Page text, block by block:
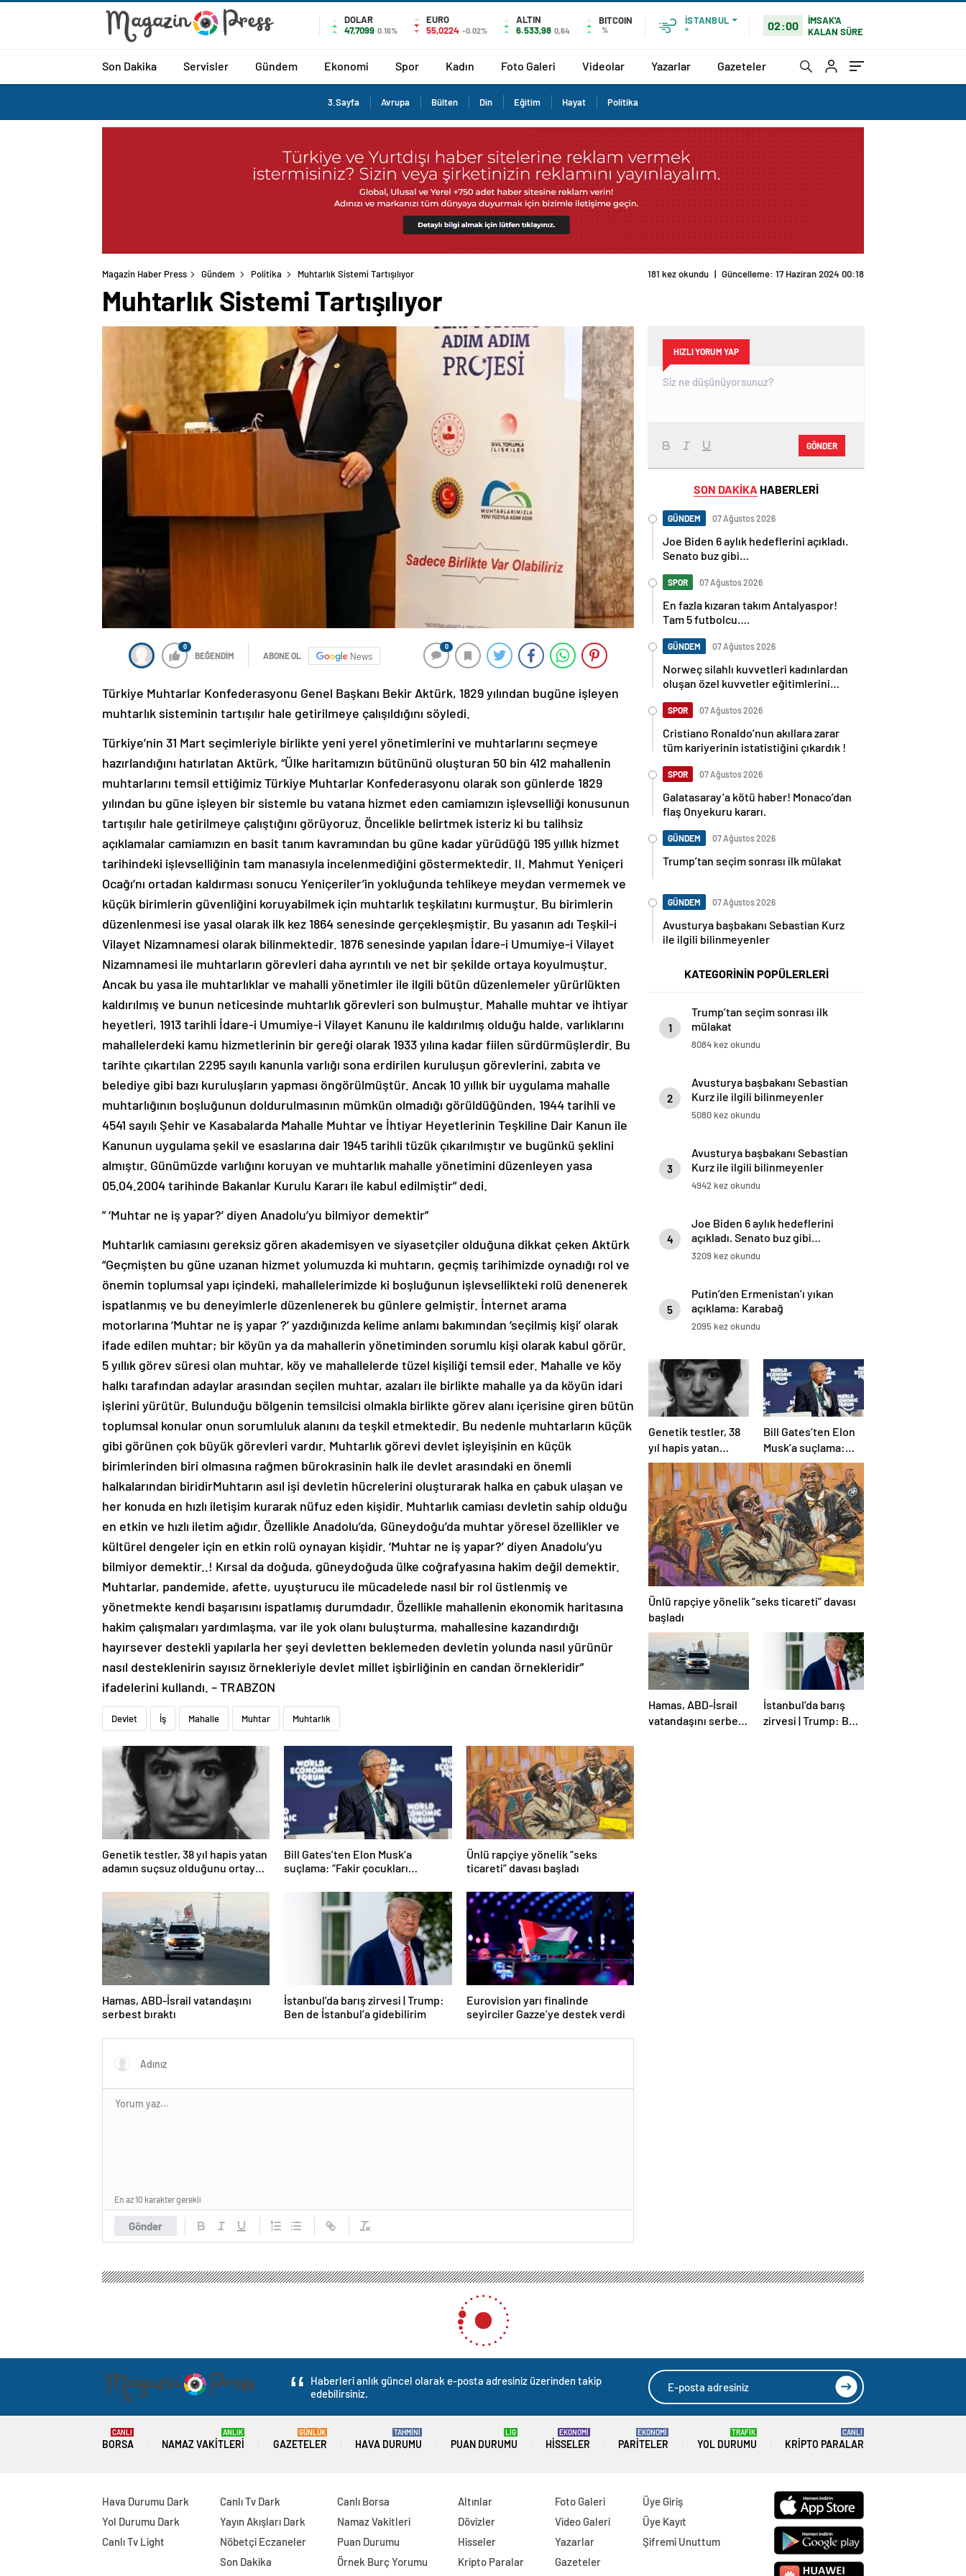
DOLAR
47,7099 0.16%
EURO
55,0224 -0.02%
ALTIN
6.533,98 0,64
BITCOIN
%
İSTANBUL
°
02:00
İMSAK'A
KALAN SÜRE
Son Dakika Servisler Gündem Ekonomi Spor Kadın Foto Galeri Videolar Yazarlar Gazeteler
3.Sayfa Avrupa Bülten Din Eğitim Hayat Politika
Magazin Haber Press Gündem Politika Muhtarlık Sistemi Tartışılıyor 181 kez okundu | Güncelleme: 17 Haziran 2024 00:18
Muhtarlık Sistemi Tartışılıyor
0
BEĞENDİM ABONE OL News
0
Türkiye Muhtarlar Konfederasyonu Genel Başkanı Bekir Aktürk, 1829 yılından bugüne işleyen
muhtarlık sisteminin tartışılır hale getirilmeye çalışıldığını söyledi.
Türkiye’nin 31 Mart seçimleriyle birlikte yeni yerel yönetimlerini ve muhtarlarını seçmeye
hazırlandığını hatırlatan Aktürk, “Ülke haritamızın bütününü oluşturan 50 bin 412 mahallenin
muhtarlarını temsil ettiğimiz Türkiye Muhtarlar Konfederasyonu olarak son günlerde 1829
yılından bu güne işleyen bir sistemle bu vatana hizmet eden camiamızın işlevselliği konusunun
tartışılır hale getirilmeye çalıştığını görüyoruz. Öncelikle belirtmek isteriz ki bu talihsiz
açıklamalar camiamızın en basit tanım kavramından bu güne kadar yürüdüğü 195 yıllık hizmet
tarihindeki işlevselliğinin tam manasıyla incelenmediğini göstermektedir. II. Mahmut Yeniçeri
Ocağı’nı ortadan kaldırması sonucu Yeniçeriler’in yokluğunda tehlikeye meydan vermemek ve
küçük birimlerin güvenliğini koruyabilmek için muhtarlık teşkilatını kurmuştur. Bu birimlerin
düzenlenmesi ise yasal olarak ilk kez 1864 senesinde gerçekleşmiştir. Bu yasanın adı Teşkil-i
Vilayet Nizamnamesi olarak bilinmektedir. 1876 senesinde yapılan İdare-i Umumiye-i Vilayet
Nizamnamesi ile muhtarların görevleri daha ayrıntılı ve net bir şekilde ortaya koyulmuştur.
Ancak bu yasa ile muhtarlıklar ve mahalli yönetimler ile ilgili bütün düzenlemeler yürürlükten
kaldırılmış ve bunun neticesinde muhtarlık görevleri son bulmuştur. Mahalle muhtar ve ihtiyar
heyetleri, 1913 tarihli İdare-i Umumiye-i Vilayet Kanunu ile kaldırılmış olduğu halde, varlıklarını
mahallelerdeki kamu hizmetlerinin bir gereği olarak 1933 yılına kadar fiilen sürdürmüşlerdir. Bu
tarihte çıkartılan 2295 sayılı kanunla varlığı sona erdirilen kuruluşun görevlerini, zabıta ve
belediye gibi bazı kuruluşların yapması öngörülmüştür. Ancak 10 yıllık bir uygulama mahalle
muhtarlığının boşluğunun doldurulmasının mümkün olmadığı görüldüğünden, 1944 tarihli ve
4541 sayılı Şehir ve Kasabalarda Mahalle Muhtar ve İhtiyar Heyetlerinin Teşkiline Dair Kanun ile
Kanunun uygulama şekil ve esaslarına dair 1945 tarihli tüzük çıkarılmıştır ve bugünkü şeklini
almıştır. Günümüzde varlığını koruyan ve muhtarlık mahalle yönetimini düzenleyen yasa
05.04.2004 tarihinde Bakanlar Kurulu Kararı ile kabul edilmiştir” dedi.
” ‘Muhtar ne iş yapar?’ diyen Anadolu’yu bilmiyor demektir”
Muhtarlık camiasını gereksiz gören akademisyen ve siyasetçiler olduğuna dikkat çeken Aktürk
“Geçmişten bu güne uzanan hizmet yolumuzda ki muhtarın, geçmiş tarihimizde oynadığı rol ve
önemin toplumsal yapı içindeki, mahallelerimizde ki boşluğunun işlevsellikteki rolü denenerek
ispatlanmış ve bu deneyimlerle düzenlenerek bu günlere gelmiştir. İnternet arama
motorlarına ‘Muhtar ne iş yapar ?’ yazdığınızda kelime anlamı bakımından ‘seçilmiş kişi’ olarak
ifade edilen muhtar; bir köyün ya da mahallerin yönetiminden sorumlu kişi olarak kabul görür.
5 yıllık görev süresi olan muhtar, köy ve mahallelerde tüzel kişiliği temsil eder. Mahalle ve köy
halkı tarafından adaylar arasından seçilen muhtar, azaları ile birlikte mahalle ya da köyün idari
işlerini yürütür. Bulunduğu bölgenin temsilcisi olmakla birlikte görev alanı içerisine giren bütün
toplumsal konular onun sorumluluk alanını da teşkil etmektedir. Bu nedenle muhtarların küçük
gibi görünen çok büyük görevleri vardır. Muhtarlık görevi devlet işleyişinin en küçük
birimlerinden biri olmasına rağmen bürokrasinin halk ile devlet arasındaki en önemli
halkalarından biridirMuhtarın asıl işi devletin hücrelerini oluşturarak halka en çabuk ulaşan ve
her konuda en hızlı iletişim kurarak nüfuz eden kişidir. Muhtarlık camiası devletin sahip olduğu
en etkin ve hızlı iletim ağıdır. Özellikle Anadolu’da, Güneydoğu’da muhtar yöresel özellikler ve
kültürel dengeler için en etkin rolü oynayan kişidir. ‘Muhtar ne iş yapar?’ diyen Anadolu’yu
bilmiyor demektir..! Kırsal da doğuda, güneydoğuda ülke coğrafyasına hakim değil demektir.
Muhtarlar, pandemide, afette, uyuşturucu ile mücadelede nasıl bir rol üstlenmiş ve
yönetmekte kendi başarısını ispatlamış durumdadır. Özellikle mahallenin ekonomik haritasına
hakim çalışmaları yardımlaşma, var ile yok olanı buluşturma, mahallesine kazandırdığı
hayırsever destekli yapılarla her şeyi devletten beklemeden devletin yolunda nasıl yürünür
nasıl desteklenirin sayısız örnekleriyle devlet millet işbirliğinin en candan örnekleridir”
ifadelerini kullandı. – TRABZON
Devlet İş Mahalle Muhtar Muhtarlık
Genetik testler, 38 yıl hapis yatan
adamın suçsuz olduğunu ortaya
Bill Gates’ten Elon Musk’a
suçlama: “Fakir çocukları
Ünlü rapçiye yönelik “seks
ticareti” davası başladı
Hamas, ABD-İsrail vatandaşını
serbest bıraktı
İstanbul’da barış zirvesi | Trump:
Ben de İstanbul’a gidebilirim
Eurovision yarı finalinde
seyirciler Gazze’ye destek verdi
Gönder
En az 10 karakter gerekli
HIZLI YORUM YAP
GÖNDER
SON DAKİKA HABERLERİ
GÜNDEM 07 Ağustos 2026
Joe Biden 6 aylık hedeflerini açıkladı.
Senato buz gibi…
SPOR 07 Ağustos 2026
En fazla kızaran takım Antalyaspor!
Tam 5 futbolcu….
GÜNDEM 07 Ağustos 2026
Norweç silahlı kuvvetleri kadınlardan
oluşan özel kuvvetler eğitimlerini
SPOR 07 Ağustos 2026
Cristiano Ronaldo’nun akıllara zarar
tüm kariyerinin istatistiğini çıkardık !
SPOR 07 Ağustos 2026
Galatasaray’a kötü haber! Monaco’dan
flaş Onyekuru kararı.
GÜNDEM 07 Ağustos 2026
Trump’tan seçim sonrası ilk mülakat
GÜNDEM 07 Ağustos 2026
Avusturya başbakanı Sebastian Kurz
ile ilgili bilinmeyenler
KATEGORİNİN POPÜLERLERİ
1
Trump’tan seçim sonrası ilk
mülakat
8084 kez okundu
2
Avusturya başbakanı Sebastian
Kurz ile ilgili bilinmeyenler
5080 kez okundu
3
Avusturya başbakanı Sebastian
Kurz ile ilgili bilinmeyenler
4942 kez okundu
4
Joe Biden 6 aylık hedeflerini
açıkladı. Senato buz gibi…
3209 kez okundu
5
Putin’den Ermenistan’ı yıkan
açıklama: Karabağ
Azerbaycan’ın ayrılmaz bir
2095 kez okundu
Genetik testler, 38
yıl hapis yatan
adamın suçsuz
olduğunu ortaya
çıkardı
Bill Gates’ten Elon
Musk’a suçlama:
“Fakir çocukları
öldürdü”
Ünlü rapçiye yönelik “seks ticareti” davası
başladı
Hamas, ABD-İsrail
vatandaşını serbest
İstanbul’da barış
zirvesi | Trump: Ben
Haberleri anlık güncel olarak e-posta adresiniz üzerinden takip
edebilirsiniz.
BORSA
CANLI
NAMAZ VAKITLERI
ANLIK
GAZETELER
GÜNLÜK
HAVA DURUMU
TAHMİNİ
PUAN DURUMU
LİG
HISSELER
EKONOMİ
PARITELER
EKONOMİ
YOL DURUMU
TRAFİK
KRIPTO PARALAR
CANLI
Hava Durumu Dark
Yol Durumu Dark
Canlı Tv Light
Canlı Tv Dark
Yayın Akışları Dark
Nöbetçi Eczaneler
Son Dakika
Canlı Borsa
Namaz Vakitleri
Puan Durumu
Örnek Burç Yorumu
Altınlar
Dövizler
Hisseler
Kripto Paralar
Foto Galeri
Video Galeri
Yazarlar
Gazeteler
Üye Giriş
Üye Kayıt
Şifremi Unuttum